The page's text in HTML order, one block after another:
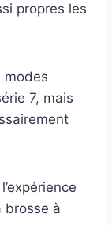
propres les
modes
7, mais
brosse à